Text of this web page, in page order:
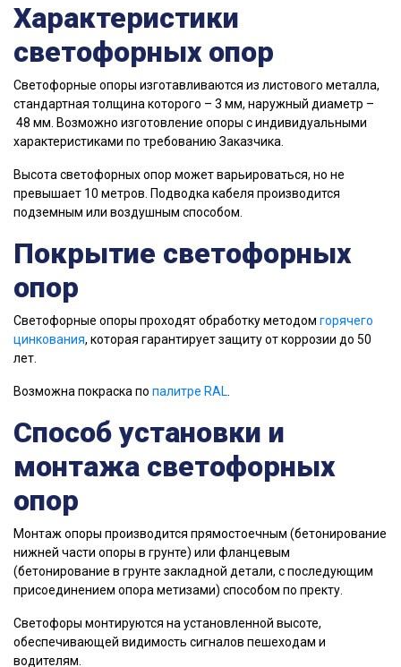
Характеристики
светофорных опор
Светофорные опоры изготавливаются из листового металла,
стандартная толщина которого – 3 мм, наружный диаметр –
48 мм. Возможно изготовление опоры с индивидуальными
характеристиками по требованию Заказчика.
Высота светофорных опор может варьироваться, но не
превышает 10 метров. Подводка кабеля производится
подземным или воздушным способом.
Покрытие светофорных
опор
Светофорные опоры проходят обработку методом горячего
цинкования, которая гарантирует защиту от коррозии до 50
лет.
Возможна покраска по палитре RAL
Способ установки и
монтажа светофорных
опор
Монтаж опоры производится прямостоечным (бетонирование
нижней части опоры в грунте) или фланцевым
(бетонирование в грунте закладной детали, с последующим
присоединением опора метизами) способом по пректу.
Светофоры монтируются на установленной высоте,
обеспечивающей видимость сигналов пешеходам и
водителям.